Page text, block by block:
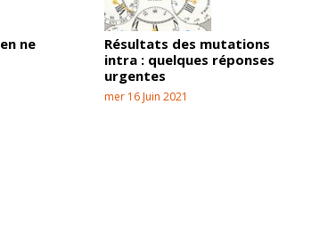
ne
Résultats des mutations
intra : quelques réponses
urgentes
mer 16 Juin 2021